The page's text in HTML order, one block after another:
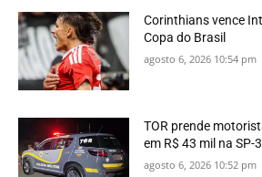
Corinthians vence
Copa do Brasil
agosto 6, 2026 10:54 pm
TOR prende
em R$ 43 mil na
agosto 6, 2026 10:52 pm